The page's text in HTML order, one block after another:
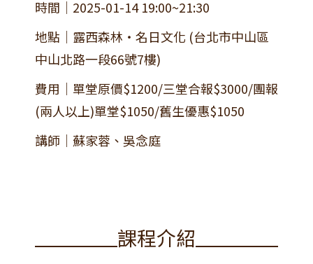
時間｜2025-01-14 19:00~21:30
地點｜露西森林・名日文化 (台北市中山區
中山北路一段66號7樓)
費用｜單堂原價$1200/三堂合報$3000/團報
(兩人以上)單堂$1050/舊生優惠$1050
講師｜蘇家蓉、吳念庭
課程介紹